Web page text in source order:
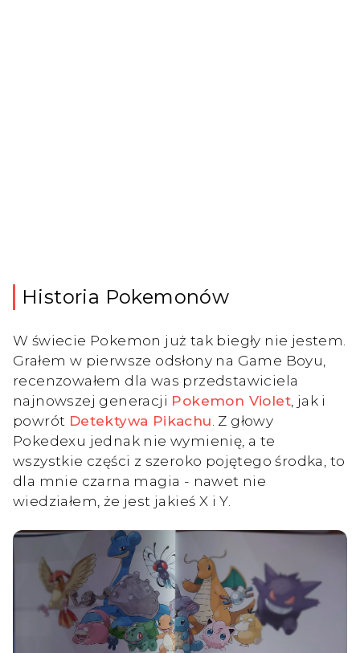
Historia Pokemonów
W świecie Pokemon już tak biegły nie jestem.
Grałem w pierwsze odsłony na Game Boyu,
recenzowałem dla was przedstawiciela
najnowszej generacji Pokemon Violet , jak i
powrót Detektywa Pikachu . Z głowy
Pokedexu jednak nie wymienię, a te
wszystkie części z szeroko pojętego środka, to
dla mnie czarna magia - nawet nie
wiedziałem, że jest jakieś X i Y.